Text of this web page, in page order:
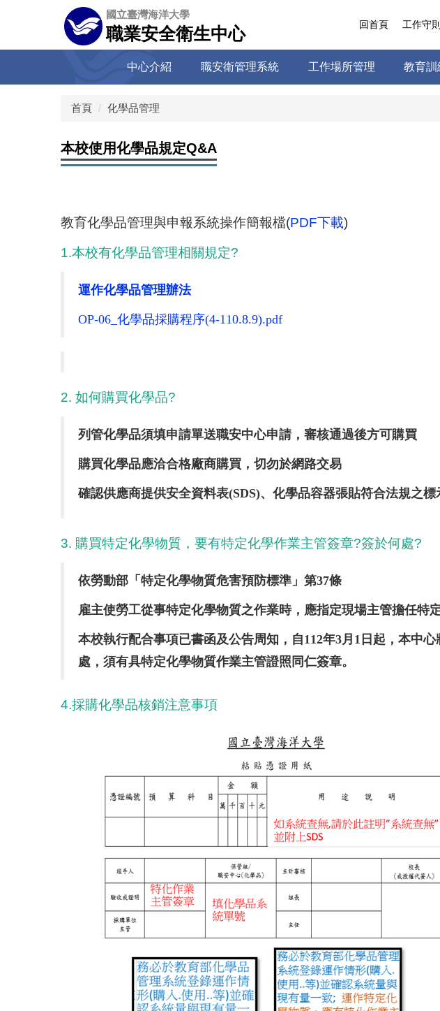
容
國立臺灣海洋大學
職業安全衛生中心
中心介紹 職安衛管理系統 工作場所管理 教育訓
回首頁 工作守則
首頁 化學品管理
本校使用化學品規定Q&A
教育化學品管理與申報系統操作簡報檔(PDF下載)
1.本校有化學品管理相關規定?
運作化學品管理辦法
OP-06_化學品採購程序(4-110.8.9).pdf
2. 如何購買化學品?
列管化學品須填申請單送職安中心申請，審核通過後方可購買
購買化學品應洽合格廠商購買，切勿於網路交易
確認供應商提供安全資料表(SDS)、化學品容器張貼符合法規之標
3. 購買特定化學物質，要有特定化學作業主管簽章?簽於何處?
依勞動部「特定化學物質危害預防標準」第37條
雇主使勞工從事特定化學物質之作業時，應指定現場主管擔任特
本校執行配合事項已書函及公告周知，自112年3月1日起，本中
處，須有具特定化學物質作業主管證照同仁簽章。
4.採購化學品核銷注意事項